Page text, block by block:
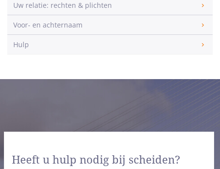
Uw relatie: rechten & plichten
Voor- en achternaam
Hulp
Heeft u hulp nodig bij scheiden?